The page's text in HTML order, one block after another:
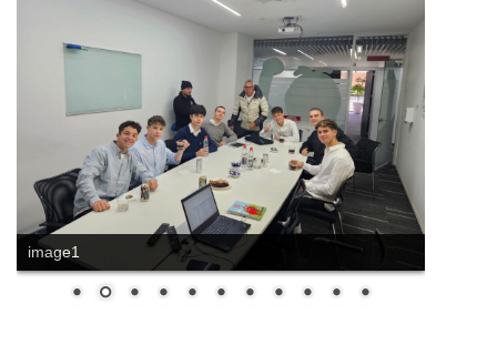
image1